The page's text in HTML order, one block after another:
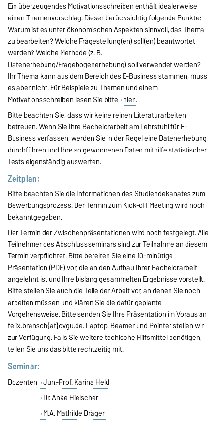
Ein überzeugendes Motivationsschreiben enthält idealerweise
einen Themenvorschlag. Dieser berücksichtig folgende Punkte:
Warum ist es unter ökonomischen Aspekten sinnvoll, das Thema
zu bearbeiten? Welche Fragestellung(en) soll(en) beantwortet
werden? Welche Methode (z. B.
Datenerhebung/Fragebogenerhebung) soll verwendet werden?
Ihr Thema kann aus dem Bereich des E-Business stammen, muss
es aber nicht. Für Beispiele zu Themen und einem
Motivationsschreiben lesen Sie bitte hier.
Bitte beachten Sie, dass wir keine reinen Literaturarbeiten
betreuen. Wenn Sie Ihre Bachelorarbeit am Lehrstuhl für E-
Business verfassen, werden Sie in der Regel eine Datenerhebung
durchführen und Ihre so gewonnenen Daten mithilfe statistischer
Tests eigenständig auswerten.
Zeitplan:
Bitte beachten Sie die Informationen des Studiendekanates zum
Bewerbungsprozess. Der Termin zum Kick-off Meeting wird noch
bekanntgegeben.
Der Termin der Zwischenpräsentationen wird noch festgelegt. Alle
Teilnehmer des Abschlussseminars sind zur Teilnahme an diesem
Termin verpflichtet. Bitte bereiten Sie eine 10-minütige
Präsentation (PDF) vor, die an den Aufbau Ihrer Bachelorarbeit
angelehnt ist und Ihre bislang gesammelten Ergebnisse vorstellt.
Bitte stellen Sie auch die Teile der Arbeit vor, an denen Sie noch
arbeiten müssen und klären Sie die dafür geplante
Vorgehensweise. Bitte senden Sie Ihre Präsentation im Voraus an
felix.bransch{at}ovgu.de. Laptop, Beamer und Pointer stellen wir
zur Verfügung. Falls Sie weitere techische Hilfsmittel benötigen,
teilen Sie uns das bitte rechtzeitig mit.
Seminar:
Dozenten Jun.-Prof. Karina Held
Dr. Anke Hielscher
M.A. Mathilde Dräger